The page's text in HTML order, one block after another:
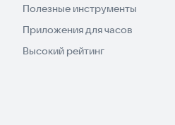
Полезные инструменты
Приложения для часов
Высокий рейтинг